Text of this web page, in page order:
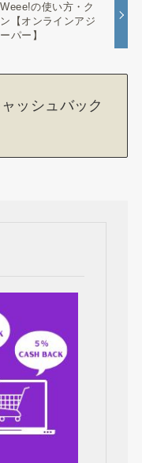
の使い方・ク
【オンラインアジ
パー】
ッシュバック